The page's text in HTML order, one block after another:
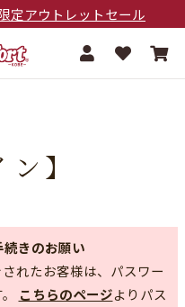
定アウトレットセール
】
きのお願い
れたお客様は、パスワー
こちらのページよりパス